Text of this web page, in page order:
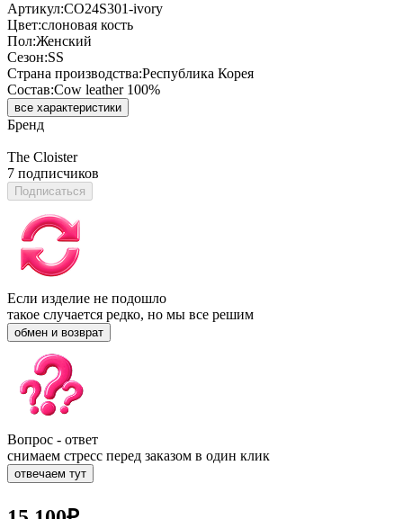
Артикул:CO24S301-ivory
Цвет:слоновая кость
Пол:Женский
Сезон:SS
Страна производства:Республика Корея
Состав:Cow leather 100%
все характеристики
Бренд
The Cloister
7 подписчиков
Подписаться
Если изделие не подошло
такое случается редко, но мы все решим
обмен и возврат
Вопрос - ответ
снимаем стресс перед заказом в один клик
отвечаем тут